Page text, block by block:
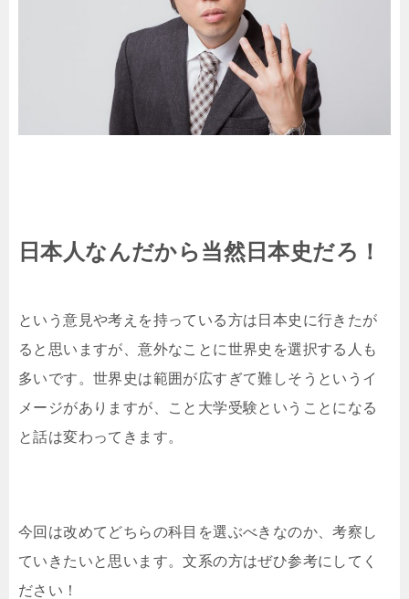
日本人なんだから当然日本史だろ！
という意見や考えを持っている方は日本史に行きたが
ると思いますが、意外なことに世界史を選択する人も
多いです。世界史は範囲が広すぎて難しそうというイ
メージがありますが、こと大学受験ということになる
と話は変わってきます。
今回は改めてどちらの科目を選ぶべきなのか、考察し
ていきたいと思います。文系の方はぜひ参考にしてく
ださい！